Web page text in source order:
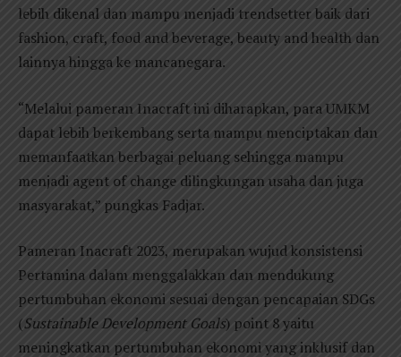
lebih dikenal dan mampu menjadi trendsetter baik dari
fashion, craft, food and beverage, beauty and health dan
lainnya hingga ke mancanegara.
“Melalui pameran Inacraft ini diharapkan, para UMKM
dapat lebih berkembang serta mampu menciptakan dan
memanfaatkan berbagai peluang sehingga mampu
menjadi agent of change dilingkungan usaha dan juga
masyarakat,” pungkas Fadjar.
Pameran Inacraft 2023, merupakan wujud konsistensi
Pertamina dalam menggalakkan dan mendukung
pertumbuhan ekonomi sesuai dengan pencapaian SDGs
(Sustainable Development Goals) point 8 yaitu
meningkatkan pertumbuhan ekonomi yang inklusif dan